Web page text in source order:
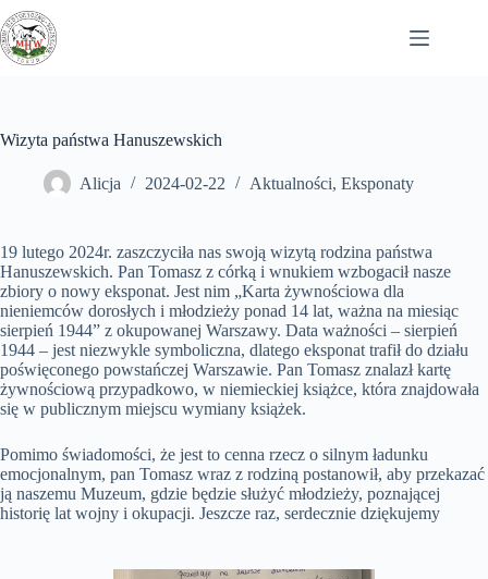
Przejdź
do
treści
Wizyta państwa Hanuszewskich
Alicja 2024-02-22 Aktualności, Eksponaty
19 lutego 2024r. zaszczyciła nas swoją wizytą rodzina państwa
Hanuszewskich. Pan Tomasz z córką i wnukiem wzbogacił nasze
zbiory o nowy eksponat. Jest nim „Karta żywnościowa dla
nieniemców dorosłych i młodzieży ponad 14 lat, ważna na miesiąc
sierpień 1944” z okupowanej Warszawy. Data ważności – sierpień
1944 – jest niezwykle symboliczna, dlatego eksponat trafił do działu
poświęconego powstańczej Warszawie. Pan Tomasz znalazł kartę
żywnościową przypadkowo, w niemieckiej książce, która znajdowała
się w publicznym miejscu wymiany książek.
Pomimo świadomości, że jest to cenna rzecz o silnym ładunku
emocjonalnym, pan Tomasz wraz z rodziną postanowił, aby przekazać
ją naszemu Muzeum, gdzie będzie służyć młodzieży, poznającej
historię lat wojny i okupacji. Jeszcze raz, serdecznie dziękujemy